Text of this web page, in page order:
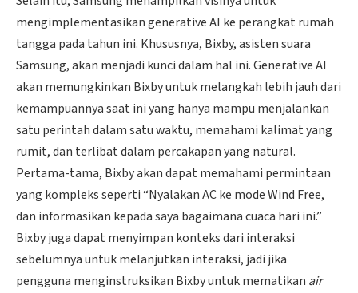
mengimplementasikan generative AI ke perangkat rumah
tangga pada tahun ini. Khususnya, Bixby, asisten suara
Samsung, akan menjadi kunci dalam hal ini. Generative AI
akan memungkinkan Bixby untuk melangkah lebih jauh dari
kemampuannya saat ini yang hanya mampu menjalankan
satu perintah dalam satu waktu, memahami kalimat yang
rumit, dan terlibat dalam percakapan yang natural.
Pertama-tama, Bixby akan dapat memahami permintaan
yang kompleks seperti “Nyalakan AC ke mode Wind Free,
dan informasikan kepada saya bagaimana cuaca hari ini.”
Bixby juga dapat menyimpan konteks dari interaksi
sebelumnya untuk melanjutkan interaksi, jadi jika
pengguna menginstruksikan Bixby untuk mematikan air